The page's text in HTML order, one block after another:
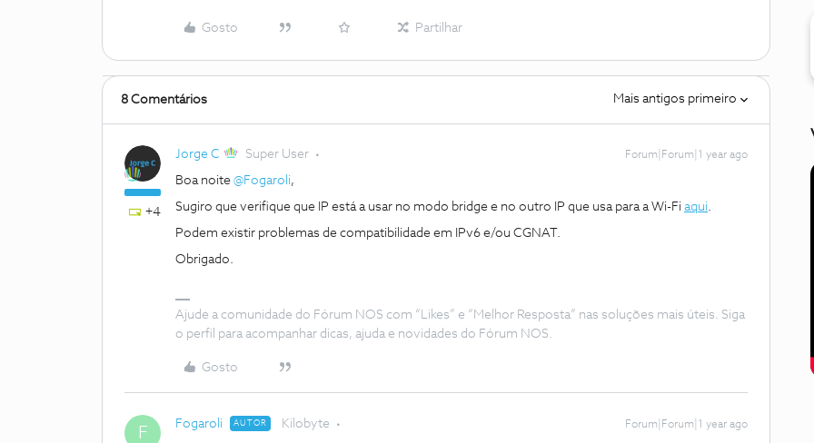
Gosto Partilhar
8 Comentários Mais antigos primeiro
+4
Jorge C Super User Forum|Forum|1 year ago
Boa noite ​ @Fogaroli,
Sugiro que verifique que IP está a usar no modo bridge e no outro IP que usa para a Wi-Fi aqui.
Podem existir problemas de compatibilidade em IPv6 e/ou CGNAT.
Obrigado.
Ajude a comunidade do Fórum NOS com “Likes” e “Melhor Resposta” nas soluções mais úteis. Siga
o perfil para acompanhar dicas, ajuda e novidades do Fórum NOS.
Gosto
F Fogaroli AUTOR Kilobyte Forum|Forum|1 year ago